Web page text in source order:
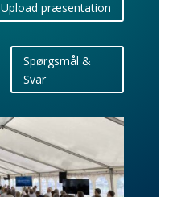
Upload præsentation
Spørgsmål &
Svar